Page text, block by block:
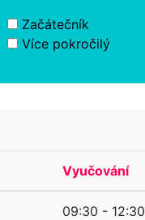
Začátečník
Více pokročilý
Vyučování
09:30 - 12:30